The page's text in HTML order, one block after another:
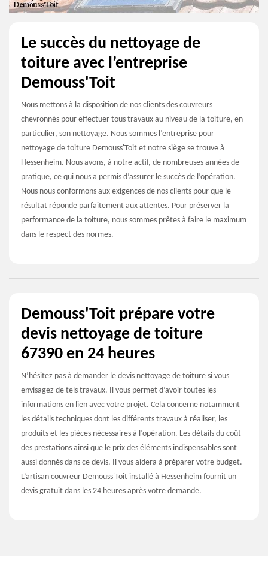
Le succès du nettoyage de
toiture avec l’entreprise
Demouss'Toit
Nous mettons à la disposition de nos clients des couvreurs
chevronnés pour effectuer tous travaux au niveau de la toiture, en
particulier, son nettoyage. Nous sommes l’entreprise pour
nettoyage de toiture Demouss'Toit et notre siège se trouve à
Hessenheim. Nous avons, à notre actif, de nombreuses années de
pratique, ce qui nous a permis d’assurer le succès de l’opération.
Nous nous conformons aux exigences de nos clients pour que le
résultat réponde parfaitement aux attentes. Pour préserver la
performance de la toiture, nous sommes prêtes à faire le maximum
dans le respect des normes.
Demouss'Toit prépare votre
devis nettoyage de toiture
67390 en 24 heures
N’hésitez pas à demander le devis nettoyage de toiture si vous
envisagez de tels travaux. Il vous permet d’avoir toutes les
informations en lien avec votre projet. Cela concerne notamment
les détails techniques dont les différents travaux à réaliser, les
produits et les pièces nécessaires à l’opération. Les détails du coût
des prestations ainsi que le prix des éléments indispensables sont
aussi donnés dans ce devis. Il vous aidera à préparer votre budget.
L’artisan couvreur Demouss'Toit installé à Hessenheim fournit un
devis gratuit dans les 24 heures après votre demande.